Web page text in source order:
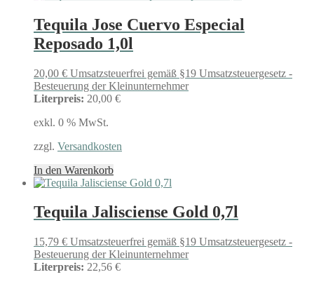
Tequila Jose Cuervo Especial
Reposado 1,0l
20,00 € Umsatzsteuerfrei gemäß §19 Umsatzsteuergesetz -
Besteuerung der Kleinunternehmer
Literpreis: 20,00 €
exkl. 0 % MwSt.
zzgl. Versandkosten
In den Warenkorb
Tequila Jalisciense Gold 0,7l
15,79 € Umsatzsteuerfrei gemäß §19 Umsatzsteuergesetz -
Besteuerung der Kleinunternehmer
Literpreis: 22,56 €